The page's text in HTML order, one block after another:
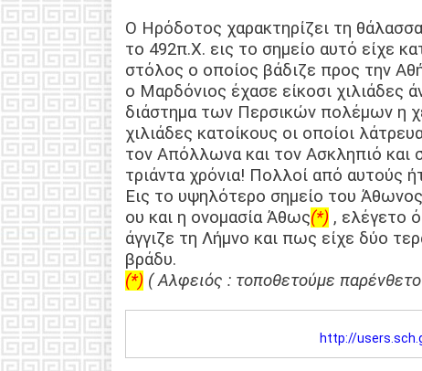
Ο Ηρόδοτος χαρακτηρίζει τη
το 492π.Χ. εις το σημείο αυτό είχε
στόλος ο οποίος βάδιζε προς την
ο Μαρδόνιος έχασε είκοσι χιλιάδες
διάστημα των Περσικών πολέμων η
χιλιάδες κατοίκους οι οποίοι
τον Απόλλωνα και τον Ασκληπιό και
τριάντα χρόνια! Πολλοί από αυτούς
Εις το υψηλότερο σημείο του
ου και η ονομασία Άθως(*) , ελέγετο
άγγιζε τη Λήμνο και πως είχε δύο
βράδυ.
(*) ( Αλφειός : τοποθετούμε
http://